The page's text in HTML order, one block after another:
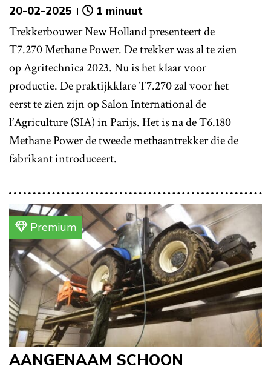
20-02-2025 1 minuut
Trekkerbouwer New Holland presenteert de
T7.270 Methane Power. De trekker was al te zien
op Agritechnica 2023. Nu is het klaar voor
productie. De praktijkklare T7.270 zal voor het
eerst te zien zijn op Salon International de
l’Agriculture (SIA) in Parijs. Het is na de T6.180
Methane Power de tweede methaantrekker die de
fabrikant introduceert.
Premium
AANGENAAM SCHOON